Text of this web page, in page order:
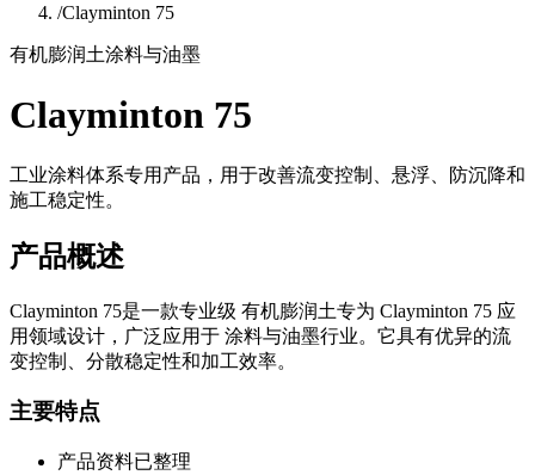
/Clayminton 75
有机膨润土涂料与油墨
Clayminton 75
工业涂料体系专用产品，用于改善流变控制、悬浮、防沉降和
施工稳定性。
产品概述
Clayminton 75是一款专业级 有机膨润土专为 Clayminton 75 应
用领域设计，广泛应用于 涂料与油墨行业。它具有优异的流
变控制、分散稳定性和加工效率。
主要特点
产品资料已整理